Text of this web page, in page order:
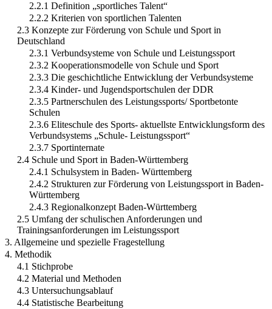
2.2.1 Definition „sportliches Talent“
2.2.2 Kriterien von sportlichen Talenten
2.3 Konzepte zur Förderung von Schule und Sport in
Deutschland
2.3.1 Verbundsysteme von Schule und Leistungssport
2.3.2 Kooperationsmodelle von Schule und Sport
2.3.3 Die geschichtliche Entwicklung der Verbundsysteme
2.3.4 Kinder- und Jugendsportschulen der DDR
2.3.5 Partnerschulen des Leistungssports/ Sportbetonte
Schulen
2.3.6 Eliteschule des Sports- aktuellste Entwicklungsform des
Verbundsystems „Schule- Leistungssport“
2.3.7 Sportinternate
2.4 Schule und Sport in Baden-Württemberg
2.4.1 Schulsystem in Baden- Württemberg
2.4.2 Strukturen zur Förderung von Leistungssport in Baden-
Württemberg
2.4.3 Regionalkonzept Baden-Württemberg
2.5 Umfang der schulischen Anforderungen und
Trainingsanforderungen im Leistungssport
3. Allgemeine und spezielle Fragestellung
4. Methodik
4.1 Stichprobe
4.2 Material und Methoden
4.3 Untersuchungsablauf
4.4 Statistische Bearbeitung